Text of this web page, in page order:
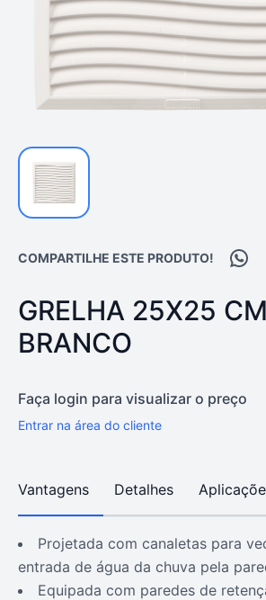
COMPARTILHE ESTE PRODUTO!
PRODUTO:
GRELHA 25X25
BRANCO
Faça login para visualizar o preço
Entrar na área do cliente
Vantagens Detalhes
projetada com canaletas para vedação, evitando a
entrada de água da chuva pela
equipada com paredes de retenção, para evitar a